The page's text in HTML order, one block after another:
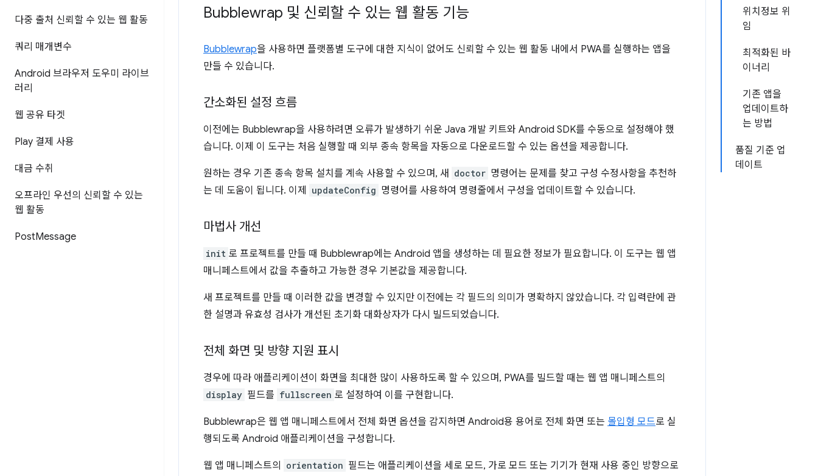
다중 출처 신뢰할 수 있는 웹 활동
쿼리 매개변수
Android 브라우저 도우미 라이브
러리
웹 공유 타겟
Play 결제 사용
대금 수취
오프라인 우선의 신뢰할 수 있는
웹 활동
PostMessage
위치정보 위
임
최적화된 바
이너리
기존 앱을
업데이트하
는 방법
품질 기준 업
데이트
Bubblewrap 및 신뢰할 수 있는 웹 활동 기능
Bubblewrap을 사용하면 플랫폼별 도구에 대한 지식이 없어도 신뢰할 수 있는 웹 활동 내에서 PWA를 실행하는 앱을
만들 수 있습니다.
간소화된 설정 흐름
이전에는 Bubblewrap을 사용하려면 오류가 발생하기 쉬운 Java 개발 키트와 Android SDK를 수동으로 설정해야 했
습니다. 이제 이 도구는 처음 실행할 때 외부 종속 항목을 자동으로 다운로드할 수 있는 옵션을 제공합니다.
원하는 경우 기존 종속 항목 설치를 계속 사용할 수 있으며, 새 doctor 명령어는 문제를 찾고 구성 수정사항을 추천하
는 데 도움이 됩니다. 이제
updateConfig 명령어를 사용하여 명령줄에서 구성을 업데이트할 수 있습니다.
마법사 개선
init 로 프로젝트를 만들 때 Bubblewrap에는 Android 앱을 생성하는 데 필요한 정보가 필요합니다. 이 도구는 웹 앱
매니페스트에서 값을 추출하고 가능한 경우 기본값을 제공합니다.
새 프로젝트를 만들 때 이러한 값을 변경할 수 있지만 이전에는 각 필드의 의미가 명확하지 않았습니다. 각 입력란에 관
한 설명과 유효성 검사가 개선된 초기화 대화상자가 다시 빌드되었습니다.
전체 화면 및 방향 지원 표시
경우에 따라 애플리케이션이 화면을 최대한 많이 사용하도록 할 수 있으며, PWA를 빌드할 때는 웹 앱 매니페스트의
display 필드를 fullscreen 로 설정하여 이를 구현합니다.
Bubblewrap은 웹 앱 매니페스트에서 전체 화면 옵션을 감지하면 Android용 용어로 전체 화면 또는 몰입형 모드로 실
행되도록 Android 애플리케이션을 구성합니다.
웹 앱 매니페스트의 orientation 필드는 애플리케이션을 세로 모드, 가로 모드 또는 기기가 현재 사용 중인 방향으로